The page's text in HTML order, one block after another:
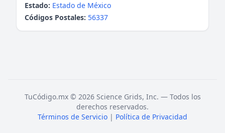
Estado: Estado de México
Códigos Postales: 56337
TuCódigo.mx © 2026 Science Grids, Inc. — Todos los
derechos reservados.
Términos de Servicio | Política de Privacidad